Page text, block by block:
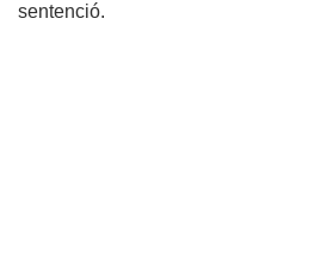
sentenció.